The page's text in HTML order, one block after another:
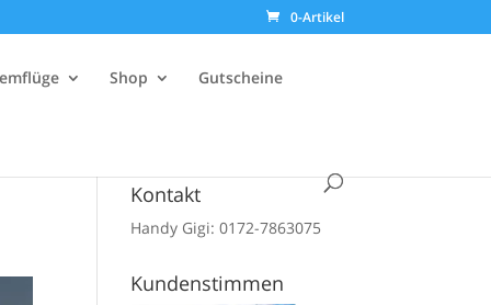
0-Artikel
Shop Gutscheine
Kontakt
Handy Gigi: 0172-7863075
Kundenstimmen